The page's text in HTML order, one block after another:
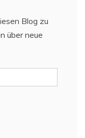
Blog zu
über neue